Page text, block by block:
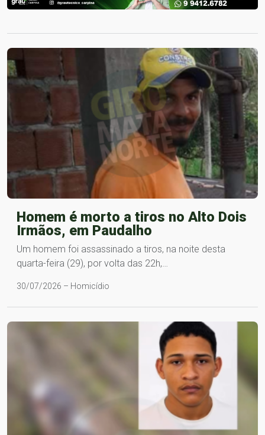
Homem é morto a tiros no Alto Dois
Irmãos, em Paudalho
Um homem foi assassinado a tiros, na noite desta
quarta-feira (29), por volta das 22h,…
30/07/2026 – Homicídio